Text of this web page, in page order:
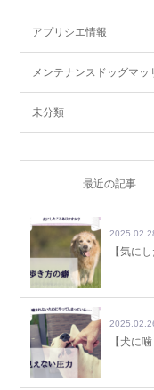
アプリシエ情報
メンテナンスドッグマ
未分類
最近の記事
【気に
【犬に